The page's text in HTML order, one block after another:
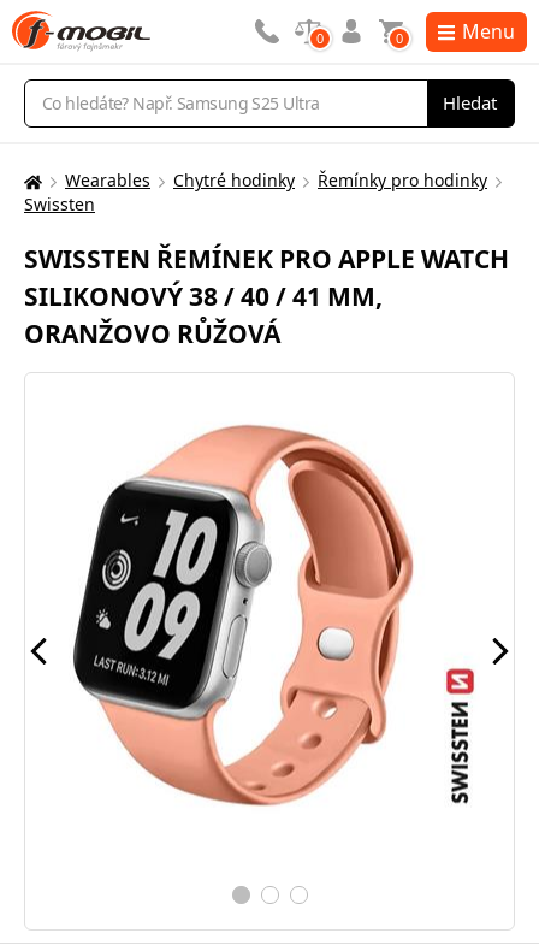
Vyhledávání
Hledat
0 0 Menu
Zde
nacházíte:
Wearables Chytré hodinky
Řemínky pro hodinky
Swissten
SWISSTEN ŘEMÍNEK PRO APPLE WATCH
SILIKONOVÝ 38 / 40 / 41 MM,
ORANŽOVO RŮŽOVÁ